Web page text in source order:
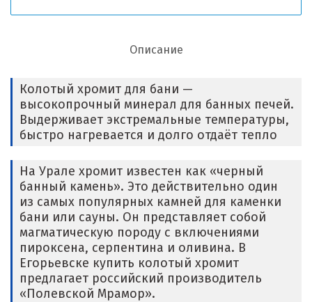
Описание
Колотый хромит для бани —
высокопрочный минерал для банных печей.
Выдерживает экстремальные температуры,
быстро нагревается и долго отдаёт тепло
На Урале хромит известен как «черный
банный камень». Это действительно один
из самых популярных камней для каменки
бани или сауны. Он представляет собой
магматическую породу с включениями
пироксена, серпентина и оливина. В
Егорьевске купить колотый хромит
предлагает российский производитель
«Полевской Мрамор».